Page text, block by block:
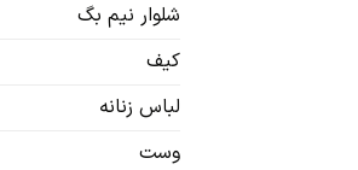
شلوار نیم بگ
کیف
لباس زنانه
وست